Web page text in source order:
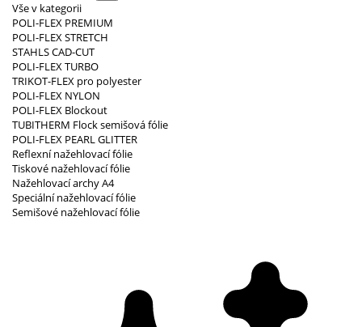
Vše v kategorii
POLI-FLEX PREMIUM
POLI-FLEX STRETCH
STAHLS CAD-CUT
POLI-FLEX TURBO
TRIKOT-FLEX pro polyester
POLI-FLEX NYLON
POLI-FLEX Blockout
TUBITHERM Flock semišová fólie
POLI-FLEX PEARL GLITTER
Reflexní nažehlovací fólie
Tiskové nažehlovací fólie
Nažehlovací archy A4
Speciální nažehlovací fólie
Semišové nažehlovací fólie